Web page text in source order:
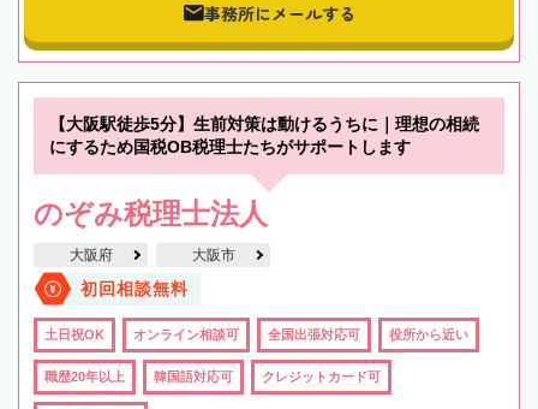
事務所にメールする
【大阪駅徒歩5分】生前対策は動けるうちに｜理想の相続
にするため国税OB税理士たちがサポートします
のぞみ税理士法人
大阪府 大阪市
初回相談無料
土日祝OK オンライン相談可 全国出張対応可 役所から近い
職歴20年以上 韓国語対応可 クレジットカード可